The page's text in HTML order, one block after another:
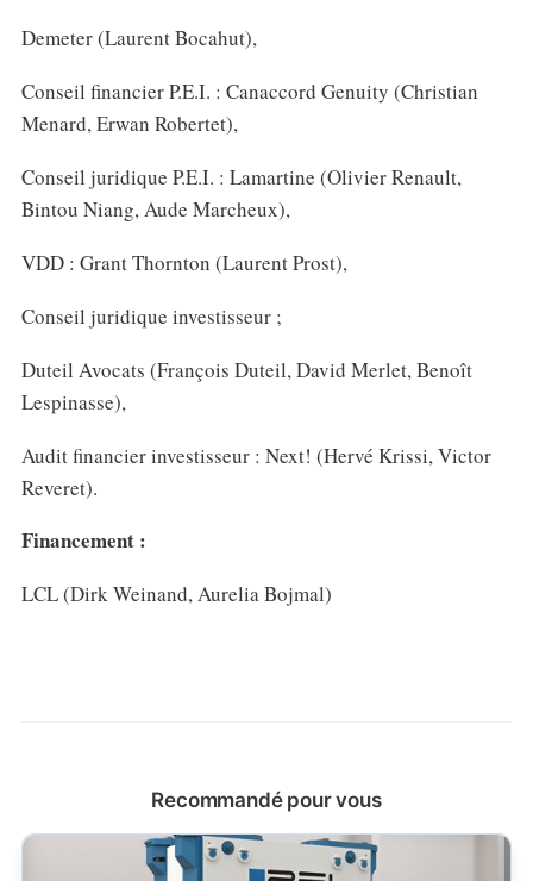
Demeter (Laurent Bocahut),
Conseil financier P.E.I. : Canaccord Genuity (Christian
Menard, Erwan Robertet),
Conseil juridique P.E.I. : Lamartine (Olivier Renault,
Bintou Niang, Aude Marcheux),
VDD : Grant Thornton (Laurent Prost),
Conseil juridique investisseur ;
Duteil Avocats (François Duteil, David Merlet, Benoît
Lespinasse),
Audit financier investisseur : Next! (Hervé Krissi, Victor
Reveret).
Financement :
LCL (Dirk Weinand, Aurelia Bojmal)
Recommandé pour vous